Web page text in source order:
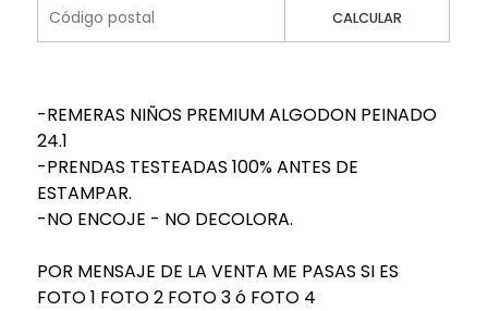
CALCULAR
-REMERAS NIÑOS PREMIUM ALGODON PEINADO
24.1
-PRENDAS TESTEADAS 100% ANTES DE
ESTAMPAR.
-NO ENCOJE - NO DECOLORA.
POR MENSAJE DE LA VENTA ME PASAS SI ES
FOTO 1 FOTO 2 FOTO 3 ó FOTO 4